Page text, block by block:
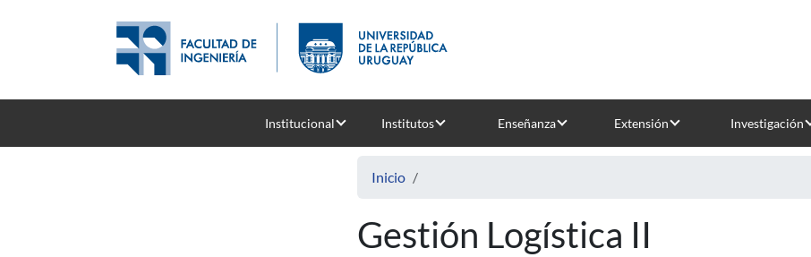
Institucional Institutos Enseñanza Extensión Investigación
Inicio
Gestión Logística II